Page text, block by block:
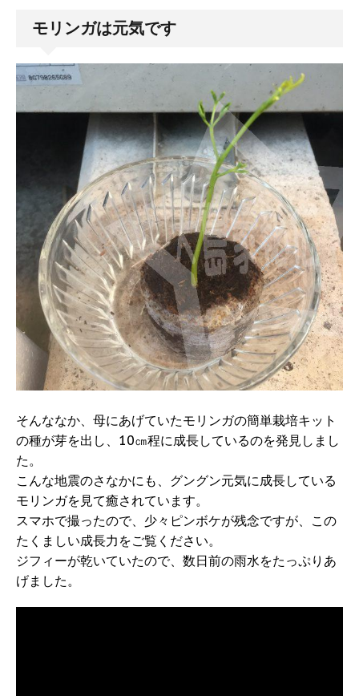
モリンガは元気です
そんななか、母にあげていたモリンガの簡単栽培キット
の種が芽を出し、10㎝程に成長しているのを発見しまし
た。
こんな地震のさなかにも、グングン元気に成長している
モリンガを見て癒されています。
スマホで撮ったので、少々ピンボケが残念ですが、この
たくましい成長力をご覧ください。
ジフィーが乾いていたので、数日前の雨水をたっぷりあ
げました。